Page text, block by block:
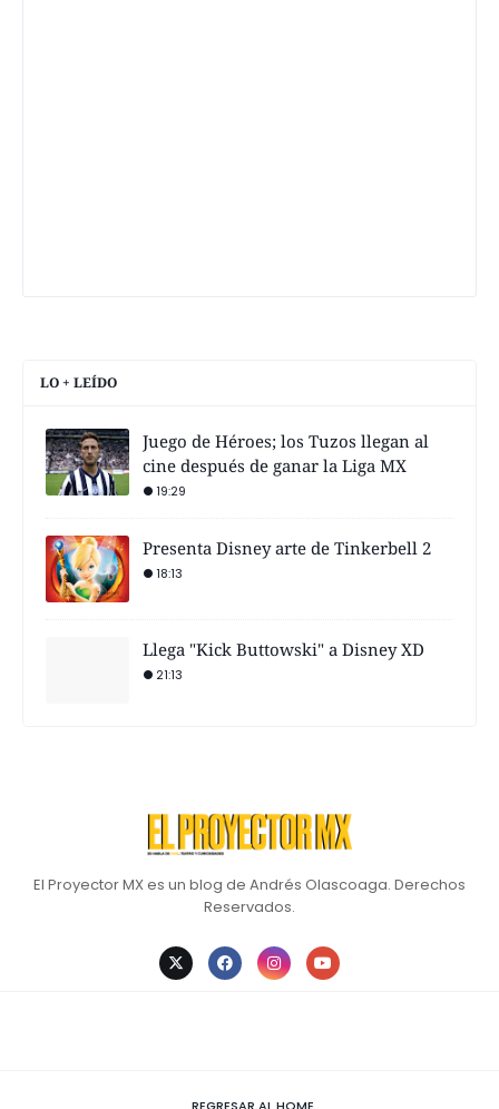
LO + LEÍDO
Juego de Héroes; los Tuzos llegan al
cine después de ganar la Liga MX
19:29
Presenta Disney arte de Tinkerbell 2
18:13
Llega "Kick Buttowski" a Disney XD
21:13
El Proyector MX es un blog de Andrés Olascoaga. Derechos
Reservados.